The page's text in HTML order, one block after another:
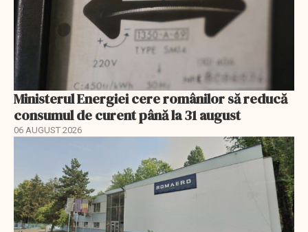
Ministerul Energiei cere românilor să reducă
consumul de curent până la 31 august
06 AUGUST 2026